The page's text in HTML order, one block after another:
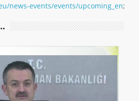
news-events/events/upcoming_en;